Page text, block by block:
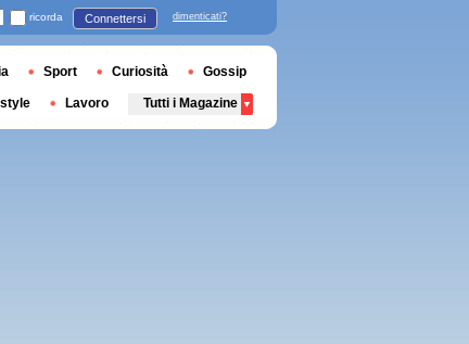
ricorda Connettersi dimenticati?
Sport Curiosità Gossip
Lavoro Tutti i Magazine